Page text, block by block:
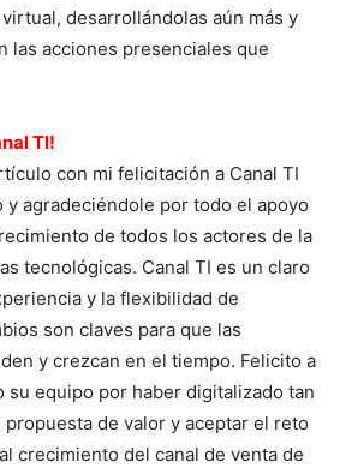
desarrollándolas aún más y
las acciones presenciales que
TI!
con mi felicitación a Canal TI
y agradeciéndole por todo el apoyo
de todos los actores de la
tecnológicas. Canal TI es un claro
y la flexibilidad de
son claves para que las
y crezcan en el tiempo. Felicito a
su equipo por haber digitalizado tan
de valor y aceptar el reto
crecimiento del canal de venta de